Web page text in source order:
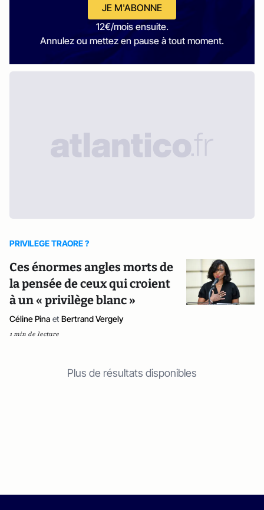
JE M'ABONNE
12€/mois ensuite.
Annulez ou mettez en pause à tout moment.
PRIVILEGE TRAORE ?
Ces énormes angles morts de
la pensée de ceux qui croient
à un « privilège blanc »
Céline Pina et Bertrand Vergely
1 min de lecture
Plus de résultats disponibles